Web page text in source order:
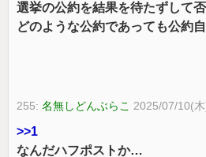
選挙の公約を結果を待たずして
どのような公約であっても公約
255:名無しどんぶらこ 2025/07/10(
>>1
なんだハフポストか…